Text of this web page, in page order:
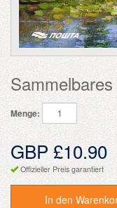
Sammelbares
Menge:
GBP £10.90
Offizieller Preis garantiert
In den